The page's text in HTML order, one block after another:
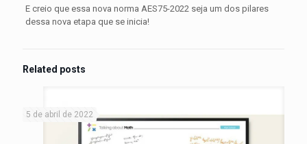
E creio que essa nova norma AES75-2022 seja um dos pilares
dessa nova etapa que se inicia!
Related posts
5 de abril de 2022